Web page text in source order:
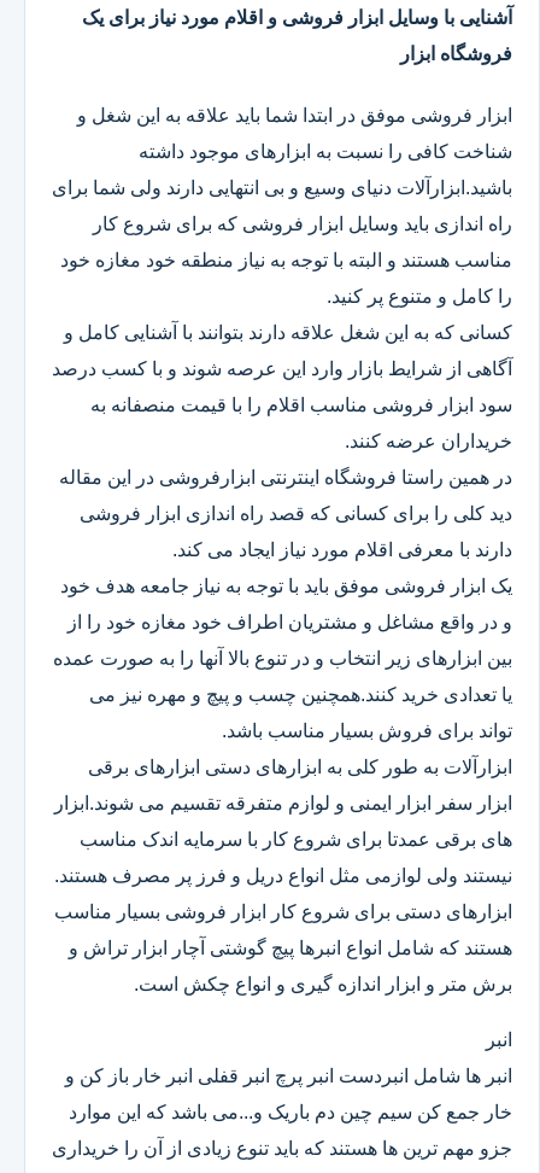
آشنایی با وسایل ابزار فروشی و اقلام مورد نیاز برای یک
فروشگاه ابزار
ابزار فروشی موفق در ابتدا شما باید علاقه به این شغل و
شناخت کافی را نسبت به ابزارهای موجود داشته
باشید.ابزارآلات دنیای وسیع و بی انتهایی دارند ولی شما برای
راه اندازی باید وسایل ابزار فروشی که برای شروع کار
مناسب هستند و البته با توجه به نیاز منطقه خود مغازه خود
را کامل و متنوع پر کنید.
کسانی که به این شغل علاقه دارند بتوانند با آشنایی کامل و
آگاهی از شرایط بازار وارد این عرصه شوند و با کسب درصد
سود ابزار فروشی مناسب اقلام را با قیمت منصفانه به
خریداران عرضه کنند.
در همین راستا فروشگاه اینترنتی ابزارفروشی در این مقاله
دید کلی را برای کسانی که قصد راه اندازی ابزار فروشی
دارند با معرفی اقلام مورد نیاز ایجاد می کند.
یک ابزار فروشی موفق باید با توجه به نیاز جامعه هدف خود
و در واقع مشاغل و مشتریان اطراف خود مغازه خود را از
بین ابزارهای زیر انتخاب و در تنوع بالا آنها را به صورت عمده
یا تعدادی خرید کنند.همچنین چسب و پیچ و مهره نیز می
تواند برای فروش بسیار مناسب باشد.
ابزارآلات به طور کلی به ابزارهای دستی ابزارهای برقی
ابزار سفر ابزار ایمنی و لوازم متفرقه تقسیم می شوند.ابزار
های برقی عمدتا برای شروع کار با سرمایه اندک مناسب
نیستند ولی لوازمی مثل انواع دریل و فرز پر مصرف هستند.
ابزارهای دستی برای شروع کار ابزار فروشی بسیار مناسب
هستند که شامل انواع انبرها پیچ گوشتی آچار ابزار تراش و
برش متر و ابزار اندازه گیری و انواع چکش است.
انبر
انبر ها شامل انبردست انبر پرچ انبر قفلی انبر خار باز کن و
خار جمع کن سیم چین دم باریک و...می باشد که این موارد
جزو مهم ترین ها هستند که باید تنوع زیادی از آن را خریداری